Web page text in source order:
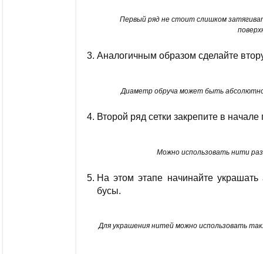
Первый ряд не стоит слишком
Аналогичным образом сделайте
Диаметр обруча может быть
Второй ряд сетки закрепите в начале
Можно использовать нити
На этом этапе начинайте
бусы.
Для украшения нитей можно использовать